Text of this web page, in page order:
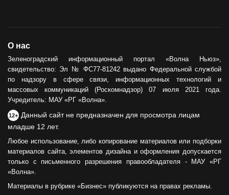
О нас
Зеленоградский информационный портал «Волна Ньюз»,
свидетельство: Эл № ФС77-81242 выдано Федеральной службой
по надзору в сфере связи, информационных технологий и
массовых коммуникаций (Роскомнадзор) 07 июля 2021 года.
Учредитель: МАУ «РГ «Волна».
12+ Данный сайт не предназначен для просмотра лицам
младше 12 лет.
Любое использование, либо копирование материалов или подборки
материалов сайта, элементов дизайна и оформления допускается
только с письменного разрешения правообладателя - МАУ «РГ
«Волна».
Материалы в рубрике «Бизнес» публикуются на правах рекламы.